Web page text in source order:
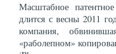
Масштабное
длится с весны 2011
компания,
«раболепном»